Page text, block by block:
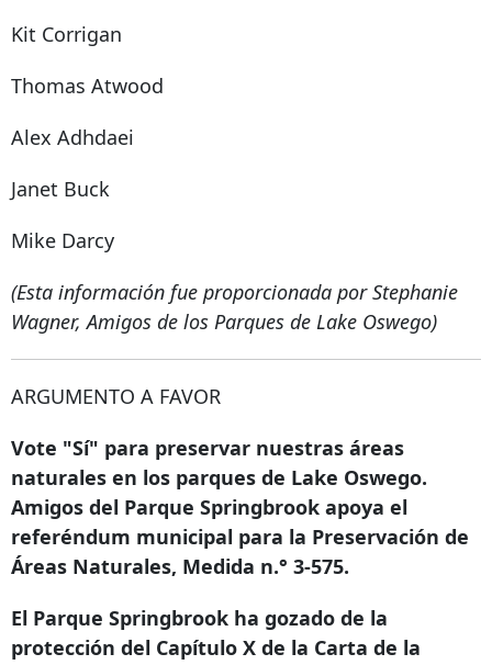
Kit Corrigan
Thomas Atwood
Alex Adhdaei
Janet Buck
Mike Darcy
(Esta información fue proporcionada por Stephanie
Wagner, Amigos de los Parques de Lake Oswego)
ARGUMENTO A FAVOR
Vote "Sí" para preservar nuestras áreas
naturales en los parques de Lake Oswego.
Amigos del Parque Springbrook apoya el
referéndum municipal para la Preservación de
Áreas Naturales, Medida n.° 3-575.
El Parque Springbrook ha gozado de la
protección del Capítulo X de la Carta de la